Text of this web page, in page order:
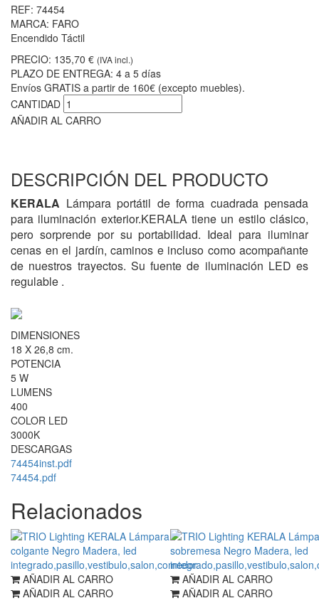
REF: 74454
MARCA: FARO
Encendido Táctil
PRECIO: 135,70 € (IVA incl.)
PLAZO DE ENTREGA: 4 a 5 días
Envíos GRATIS a partir de 160€ (excepto muebles).
CANTIDAD
AÑADIR AL CARRO
DESCRIPCIÓN DEL PRODUCTO
KERALA Lámpara portátil de forma cuadrada pensada
para iluminación exterior.KERALA tiene un estilo clásico,
pero sorprende por su portabilidad. Ideal para iluminar
cenas en el jardín, caminos e incluso como acompañante
de nuestros trayectos. Su fuente de iluminación LED es
regulable .
DIMENSIONES
18 X 26,8 cm.
POTENCIA
5 W
LUMENS
400
COLOR LED
3000K
DESCARGAS
74454inst.pdf
74454.pdf
Relacionados
AÑADIR AL CARRO
AÑADIR AL CARRO
AÑADIR AL CARRO
AÑADIR AL CARRO